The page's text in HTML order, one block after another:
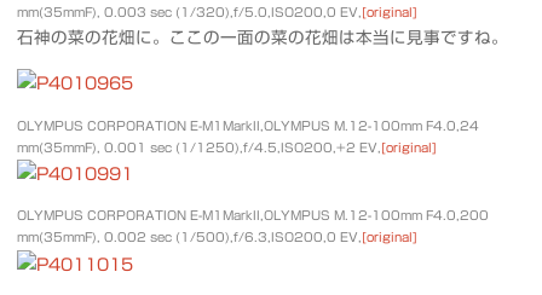
mm(35mmF), 0.003 sec (1/320),f/5.0,ISO200,0 EV, [original]
石神の菜の花畑に。ここの一面の菜の花畑は本当に見事ですね。
OLYMPUS CORPORATION E-M1MarkII,OLYMPUS M.12-100mm F4.0,24
mm(35mmF), 0.001 sec (1/1250),f/4.5,ISO200,+2 EV, [original]
OLYMPUS CORPORATION E-M1MarkII,OLYMPUS M.12-100mm F4.0,200
mm(35mmF), 0.002 sec (1/500),f/6.3,ISO200,0 EV, [original]